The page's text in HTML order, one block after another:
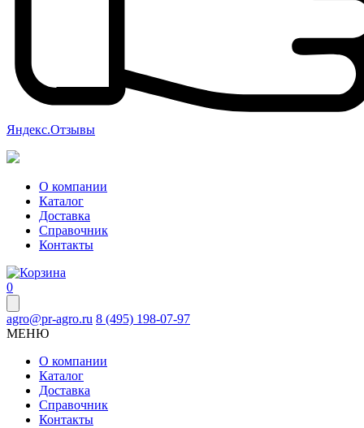
Яндекс.Отзывы
О компании
Каталог
Доставка
Справочник
Контакты
0
agro@pr-agro.ru 8 (495) 198-07-97
МЕНЮ
О компании
Каталог
Доставка
Справочник
Контакты